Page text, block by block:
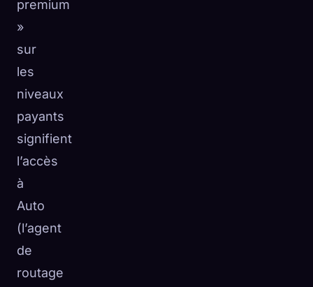
premium
»
sur
les
niveaux
payants
signifient
l’accès
à
Auto
(l’agent
de
routage